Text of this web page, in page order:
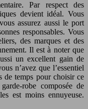
Par respect des
devient idéal. Vous
assurez aussi le port
responsables. Vous
des marques et des
Il est à noter que
un excellent gain de
n’avez que l’essentiel
de temps pour choisir ce
robe composée de
est moins ennuyeuse.